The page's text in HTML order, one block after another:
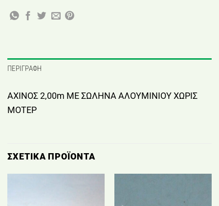
ΠΕΡΙΓΡΑΦΉ
ΑΧΙΝΟΣ 2,00m ΜΕ ΣΩΛΗΝΑ ΑΛΟΥΜΙΝΙΟΥ ΧΩΡΙΣ
ΜΟΤΕΡ
ΣΧΕΤΙΚΆ ΠΡΟΪΌΝΤΑ